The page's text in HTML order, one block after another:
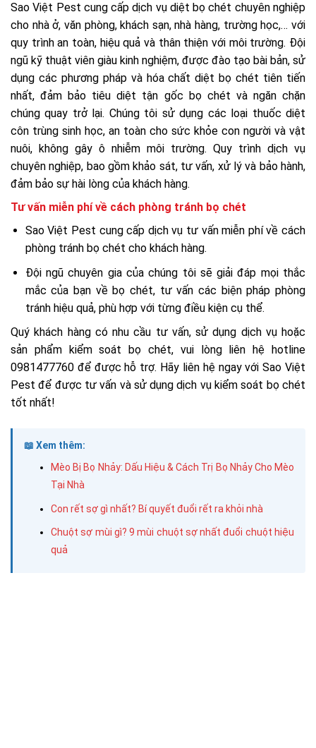
Sao Việt Pest cung cấp dịch vụ diệt bọ chét chuyên nghiệp
cho nhà ở, văn phòng, khách sạn, nhà hàng, trường học,… với
quy trình an toàn, hiệu quả và thân thiện với môi trường. Đội
ngũ kỹ thuật viên giàu kinh nghiệm, được đào tạo bài bản, sử
dụng các phương pháp và hóa chất diệt bọ chét tiên tiến
nhất, đảm bảo tiêu diệt tận gốc bọ chét và ngăn chặn
chúng quay trở lại. Chúng tôi sử dụng các loại thuốc diệt
côn trùng sinh học, an toàn cho sức khỏe con người và vật
nuôi, không gây ô nhiễm môi trường. Quy trình dịch vụ
chuyên nghiệp, bao gồm khảo sát, tư vấn, xử lý và bảo hành,
đảm bảo sự hài lòng của khách hàng.
Tư vấn miễn phí về cách phòng tránh bọ chét
Sao Việt Pest cung cấp dịch vụ tư vấn miễn phí về cách
phòng tránh bọ chét cho khách hàng.
Đội ngũ chuyên gia của chúng tôi sẽ giải đáp mọi thắc
mắc của bạn về bọ chét, tư vấn các biện pháp phòng
tránh hiệu quả, phù hợp với từng điều kiện cụ thể.
Quý khách hàng có nhu cầu tư vấn, sử dụng dịch vụ hoặc
sản phẩm kiểm soát bọ chét, vui lòng liên hệ hotline
0981477760 để được hỗ trợ. Hãy liên hệ ngay với Sao Việt
Pest để được tư vấn và sử dụng dịch vụ kiểm soát bọ chét
tốt nhất!
📖 Xem thêm:
Mèo Bị Bọ Nhảy: Dấu Hiệu & Cách Trị Bọ Nhảy Cho Mèo
Tại Nhà
Con rết sợ gì nhất? Bí quyết đuổi rết ra khỏi nhà
Chuột sợ mùi gì? 9 mùi chuột sợ nhất đuổi chuột hiệu
quả